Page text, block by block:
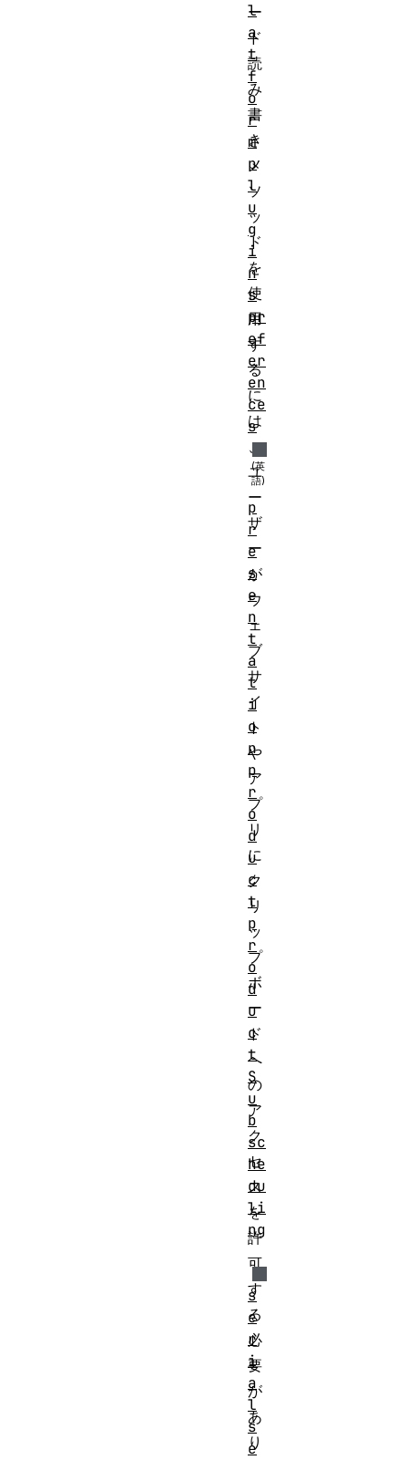
ー
ド
読
み
書
き
メ
ソ
ッ
ド
を
使
用
す
る
に
は
、
ユ
ー
ザ
ー
が
ウ
ェ
ブ
サ
イ
ト
や
ア
プ
リ
に
ク
リ
ッ
プ
ボ
ー
ド
へ
の
ア
ク
セ
ス
を
許
可
す
る
必
要
が
あ
り
l
a
t
f
o
r
m
p
l
u
g
i
n
s
pr
ef
er
en
ce
s
p
r
e
s
e
n
t
a
t
i
o
n
p
r
o
d
u
c
t
p
r
o
d
u
c
t
S
u
b
sc
he
du
li
ng
s
e
r
i
a
l
s
e